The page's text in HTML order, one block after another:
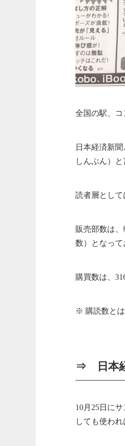
全国の駅、コ
日本経済新
しんぶん）と
読者層として
販売部数は、
数）となって
購買数は、
※ 購読数とは
⇒ 日本
10月25日に
しても使わ